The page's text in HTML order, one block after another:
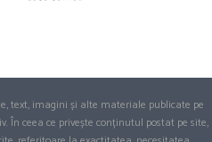
text, imagini și alte materiale publicate pe
În ceea ce privește conținutul postat pe site,